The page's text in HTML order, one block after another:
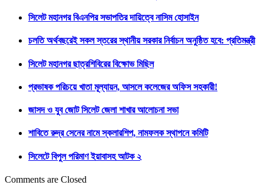
সিলেট মহানগর বিএনপির সভাপতির দায়িত্বে নাসিম হোসাইন
চলতি অর্থবছরেই সকল স্তরের স্থানীয় সরকার নির্বাচন অনুষ্ঠিত হবে: প্রতিমন্ত্রী
সিলেট মহানগর ছাত্রশিবিরের বিক্ষোভ মিছিল
প্রভাষক পরিচয়ে খাতা মূল্যায়ন, আসলে কলেজের অফিস সহকারী!
জাসদ ও যুব জোট সিলেট জেলা শাখার আলোচনা সভা
শাবিতে রুদ্র সেনের নামে স্কলারশিপ, নামফলক স্থাপনে কমিটি
সিলেটে বিপুল পরিমাণ ইয়াবাসহ আটক ২
Comments are Closed